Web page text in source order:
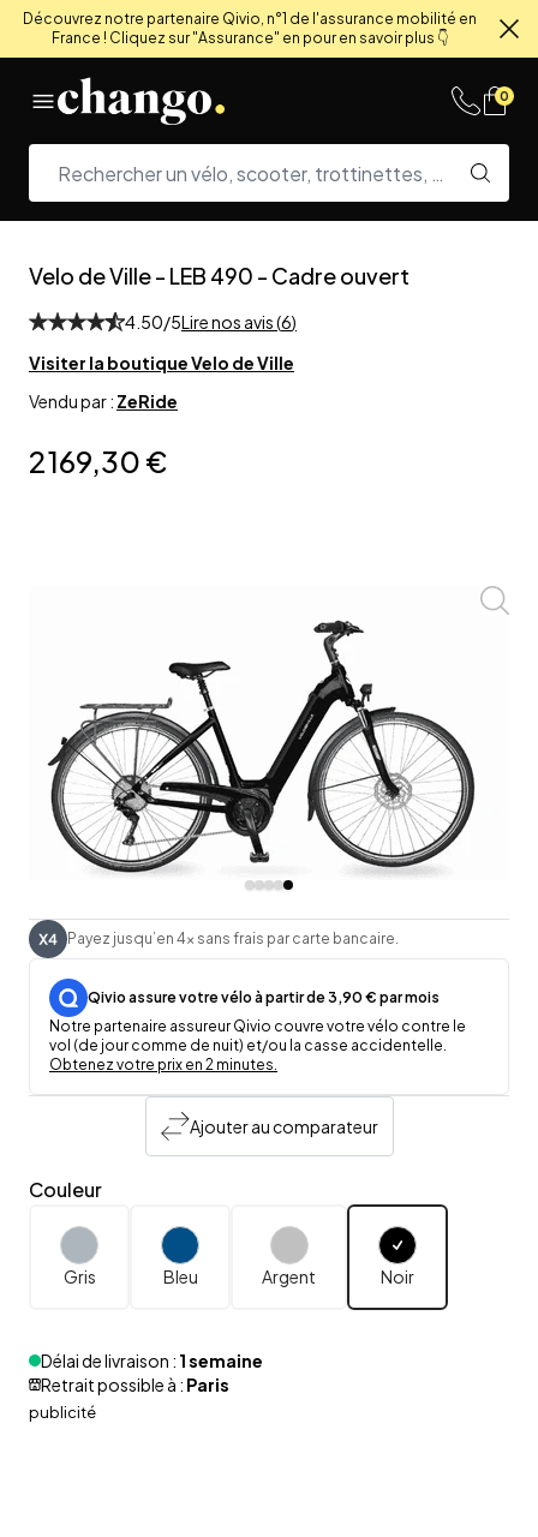
Découvrez notre partenaire Qivio, n°1 de l'assurance mobilité en
France ! Cliquez sur "Assurance" en pour en savoir plus 👇
0
Velo de Ville- LEB 490 - Cadre ouvert
4.50/5Lire nos avis (6)
Visiter la boutiqueVelo de Ville
Vendu par : ZeRide
2 169,30 €
Payez jusqu’en 4x sans frais par carte bancaire.
Qivio assure votre vélo à partir de 3,90 € par mois
Notre partenaire assureur Qivio couvre votre vélo contre le
vol (de jour comme de nuit) et/ou la casse accidentelle.
Obtenez votre prix en 2 minutes.
Ajouter au comparateur
Couleur
Gris Bleu Argent Noir
Délai de livraison : 1 semaine
Retrait possible à : Paris
publicité